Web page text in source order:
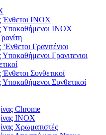
Ένθετοι INOX
Υποκαθήμενοι INOX
Γρανιτένιοι
Γρανιτενιοι
Συνθετικοί
Υποκαθήμενοι Συνθετικοί
Chrome
INOX
Χρωματιστές